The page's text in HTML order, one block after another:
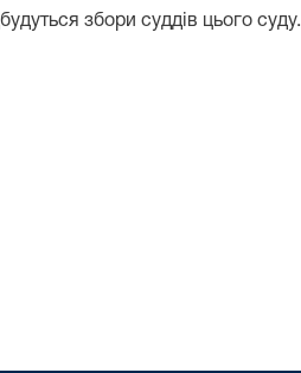
збори суддів цього суду.